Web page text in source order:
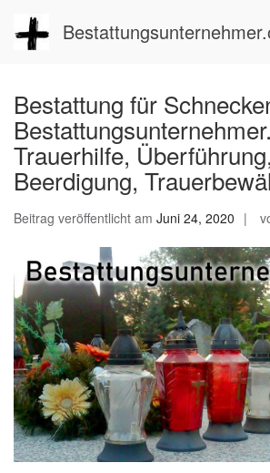
Inhalt
springen
Bestattung für
Trauerhilfe, Überführung,
Beerdigung,
Beitrag veröffentlicht am Juni 24, 2020